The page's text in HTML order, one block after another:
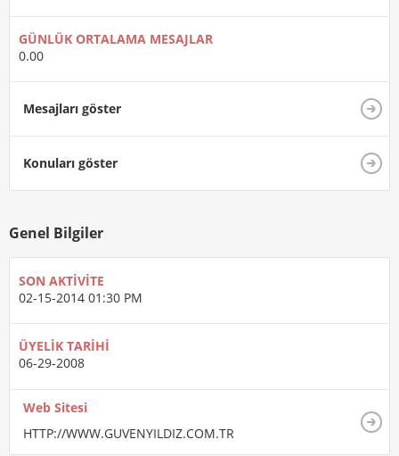
GÜNLÜK ORTALAMA MESAJLAR
0.00
Mesajları göster
Konuları göster
Genel Bilgiler
SON AKTIVITE
02-15-2014 01:30 PM
ÜYELIK TARIHI
06-29-2008
Web Sitesi
HTTP://WWW.GUVENYILDIZ.COM.TR